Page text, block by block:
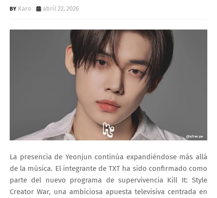
Karo abril 22, 2026
La presencia de Yeonjun continúa expandiéndose más allá
de la música. El integrante deTXT ha sido confirmado como
parte del nuevo programa de supervivencia Kill It: Style
Creator War, una ambiciosa apuesta televisiva centrada en